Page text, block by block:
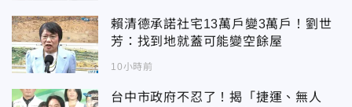
賴清德承諾社宅13萬戶變3萬戶！劉世
芳：找到地就蓋可能變空餘屋
10小時前
台中市政府不忍了！揭「捷運、無人